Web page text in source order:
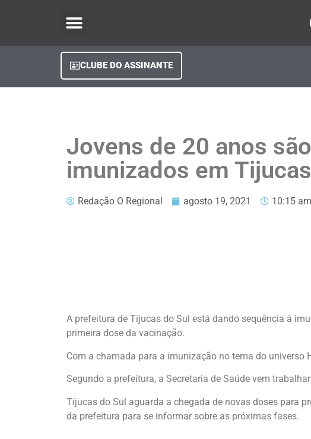
CLUBE DO ASSINANTE
Jovens de 20 anos são
imunizados em
Redação O Regional agosto 19, 2021 10:15 am
A prefeitura de Tijucas do Sul está dando sequência à
primeira dose da vacinação.
Com a chamada para a imunização no tema do universo
Segundo a prefeitura, a Secretaria de Saúde vem
Tijucas do Sul aguarda a chegada de novas doses para
da prefeitura para se informar sobre as próximas fases.